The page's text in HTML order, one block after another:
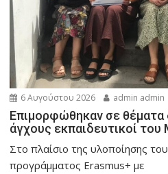
6 Αυγούστου 2026 admin admin
Eπιμορφώθηκαν σε θέματα
άγχους εκπαιδευτικοί
Στο πλαίσιο της υλοποίησης
προγράμματος Erasmus+ με